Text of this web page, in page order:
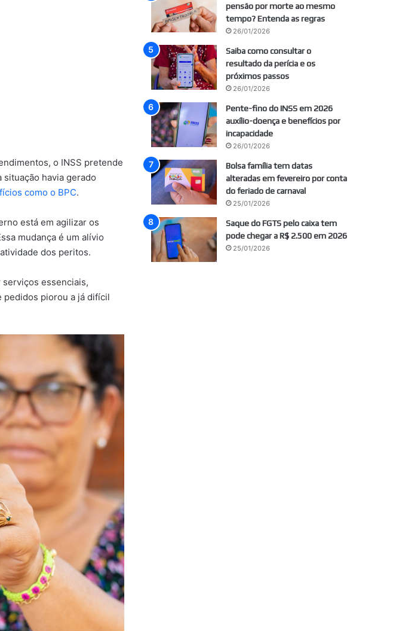
o INSS pretende
havia gerado
como o BPC.
está em agilizar os
mudança é um alívio
dos peritos.
essenciais,
pedidos piorou a já difícil
pensão por morte ao mesmo
tempo? Entenda as regras
26/01/2026
Saiba como consultar o
resultado da perícia e os
próximos passos
26/01/2026
Pente-fino do INSS em 2026
auxílio-doença e benefícios por
incapacidade
26/01/2026
Bolsa família tem datas
alteradas em fevereiro por conta
do feriado de carnaval
25/01/2026
Saque do FGTS pelo caixa tem
pode chegar a R$ 2.500 em 2026
25/01/2026